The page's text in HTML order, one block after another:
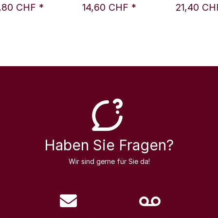
2022
- Raetia Prima
CHF *
Belle Vallée
14,60 CHF *
2022 0,75 l -
Distillati
21,40
Haben Sie Fragen?
Wir sind gerne für Sie da!